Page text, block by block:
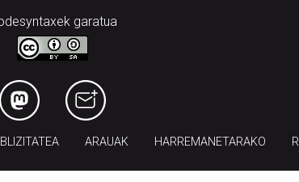
garatua
ARAUAK HARREMANETARAKO